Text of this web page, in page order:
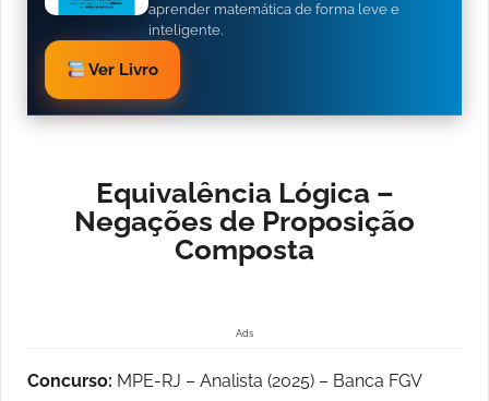
aprender matemática de forma leve e
inteligente.
Ver Livro
Equivalência Lógica –
Negações de Proposição
Composta
Ads
Concurso: MPE-RJ – Analista (2025) – Banca FGV